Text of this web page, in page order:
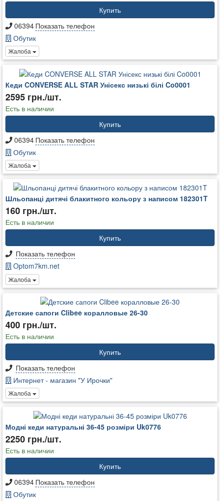
Купить
06394 Показать телефон
Обутик
Жалоба
Кеди CONVERSE ALL STAR Унісекс низькі білі Co0001
2595 грн./шт.
Есть в наличии
Купить
06394 Показать телефон
Обутик
Жалоба
Шльопанці дитячі блакитного кольору з написом 182301T
160 грн./шт.
Есть в наличии
Купить
Показать телефон
Optom7km.net
Жалоба
Детские сапоги Clibee коралловые 26-30
400 грн./шт.
Есть в наличии
Купить
Показать телефон
Интернет - магазин "У Ирочки"
Жалоба
Модні кеди натуральні 36-45 розміри Uk0776
2250 грн./шт.
Есть в наличии
Купить
06394 Показать телефон
Обутик